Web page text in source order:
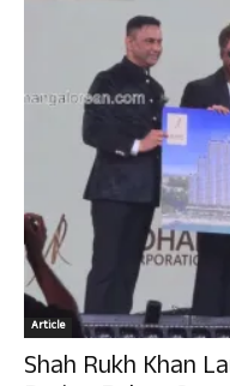
Article
Shah Rukh Khan